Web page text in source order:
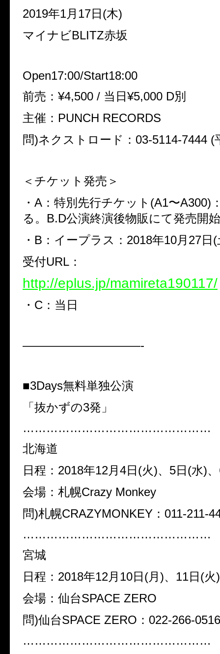
2019年1月17日(木)
マイナビBLITZ赤坂
Open17:00/Start18:00
前売：¥4,500 / 当日¥5,000 D別
主催：PUNCH RECORDS
問)ネクストロード：03-5114-7444 (
＜チケット発売＞
・A：特別先行チケット(A1〜A300)
る。B.D公演終演後物販にて発売開
・B：イープラス：2018年10月27日
受付URL：
http://eplus.jp/mamireta190117/
・C：当日
——————————-
■3Days無料単独公演
「抜かずの3発」
…………………………………………
北海道
日程：2018年12月4日(火)、5日(水)
会場：札幌Crazy Monkey
問)札幌CRAZYMONKEY：011-211-
…………………………………………
宮城
日程：2018年12月10日(月)、11日(
会場：仙台SPACE ZERO
問)仙台SPACE ZERO：022-266-0516
…………………………………………